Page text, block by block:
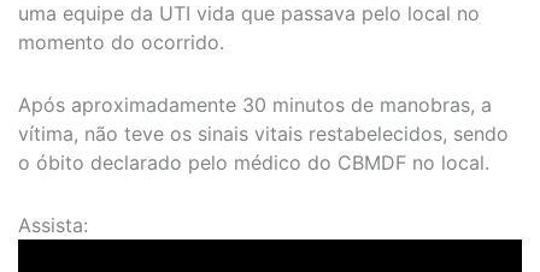
uma equipe da UTI vida que passava pelo local no
momento do ocorrido.
Após aproximadamente 30 minutos de manobras, a
vítima, não teve os sinais vitais restabelecidos, sendo
o óbito declarado pelo médico do CBMDF no local.
Assista: